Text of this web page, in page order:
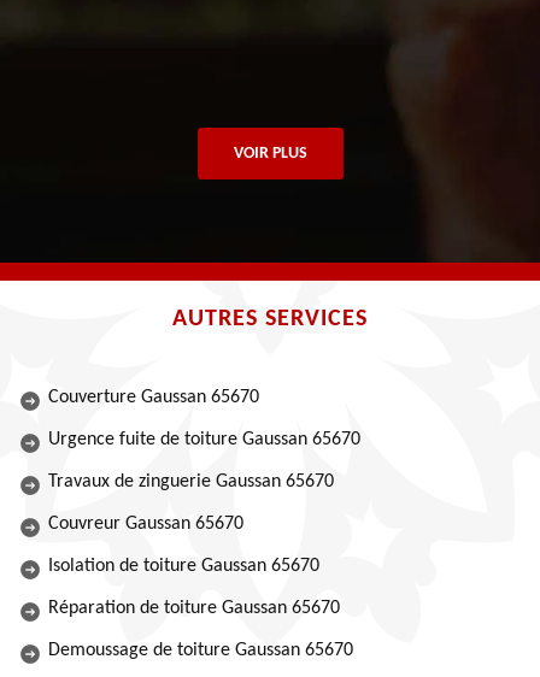
VOIR PLUS
AUTRES SERVICES
Couverture Gaussan 65670
Urgence fuite de toiture Gaussan 65670
Travaux de zinguerie Gaussan 65670
Couvreur Gaussan 65670
Isolation de toiture Gaussan 65670
Réparation de toiture Gaussan 65670
Demoussage de toiture Gaussan 65670